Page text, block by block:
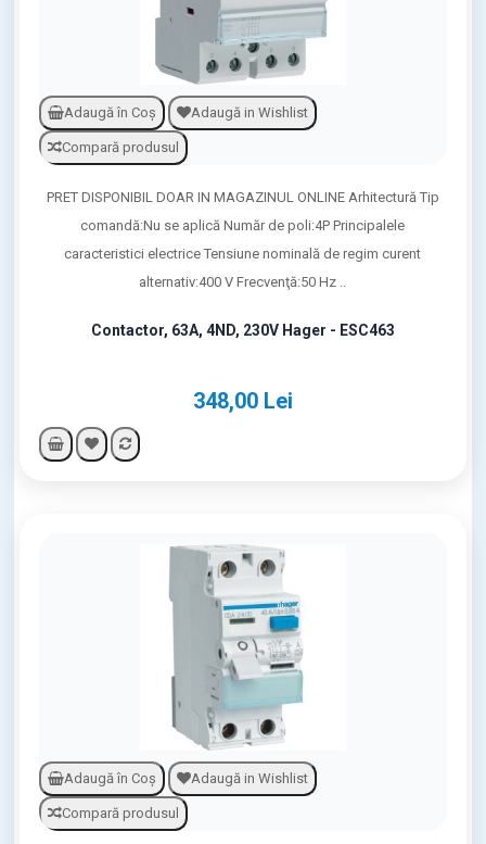
Adaugă în Coş Adaugă in Wishlist
Compară produsul
Contactor, 63A, 4ND, 230V Hager - ESC463
348,00 Lei
PRET DISPONIBIL DOAR IN MAGAZINUL ONLINE Arhitectură Tip
comandă:Nu se aplică Număr de poli:4P Principalele
caracteristici electrice Tensiune nominală de regim curent
alternativ:400 V Frecvenţă:50 Hz ..
Adaugă în Coş Adaugă in Wishlist
Compară produsul